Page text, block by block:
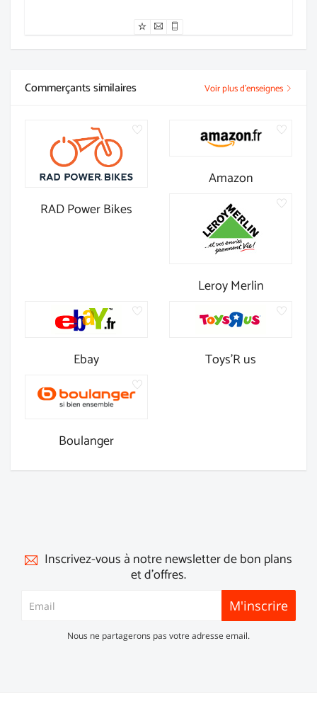
Commerçants similaires Voir plus d'enseignes
RAD Power Bikes
Amazon
Leroy Merlin
Ebay Toys'R us
Boulanger
Inscrivez-vous à notre newsletter de bon plans
et d'offres.
M'inscrire
Nous ne partagerons pas votre adresse email.